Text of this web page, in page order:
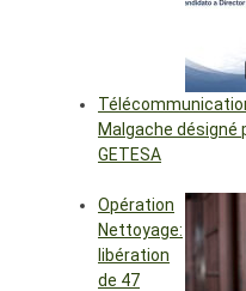
Malgache désigné
GETESA
Opération
Nettoyage:
libération
de 47